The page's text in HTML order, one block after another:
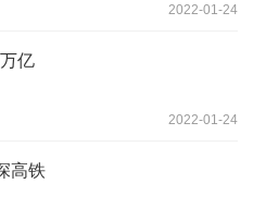
2022-01-24
亿
2022-01-24
高铁